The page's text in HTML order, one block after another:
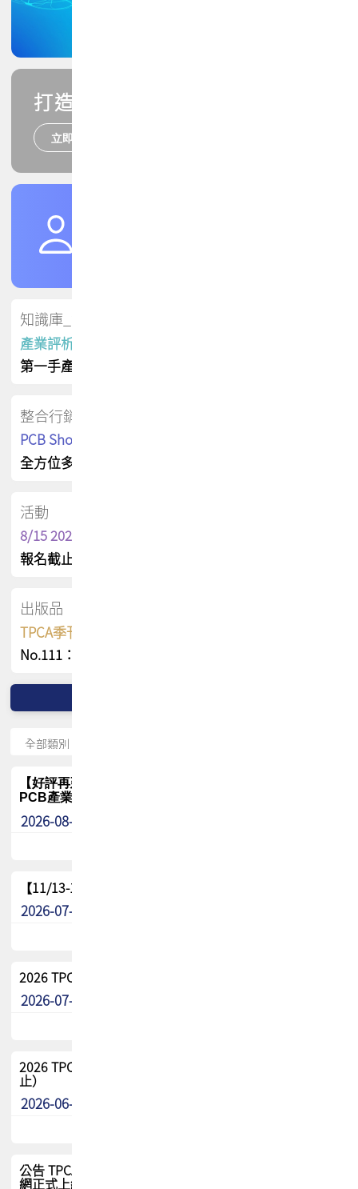
打造您的PCB專業技能
立即報名
知識庫_會員專屬
產業評析報告
第一手產業資訊
整合行銷
PCB Shop 採購指南
全方位多元曝光方案
活動
8/15 2026 TPCA健康盃保齡球聯誼賽
報名截止日 : 8/3 活動日期 : 8/15
出版品
TPCA季刊 FREE 線上版
No.111：PCB全球風險布局與韌性
【好評再延長】PCB GPT 全面開放體驗延長到8月!!
PCB產業專屬 AI 知識平台
2026-08-04
【11/13-15】2026 TPCA 百岳登頂_南橫三星
2026-07-22
2026 TPCA中南區會員問卷暨7/31交流餐敘報名
2026-07-08
2026 TPCA健康盃保齡球聯誼賽 熱烈報名中（8/3報名截
止）
2026-06-29
公告 TPCA 台灣電路板協會官網將迎來新面貌，7/1 新官
網正式上線！